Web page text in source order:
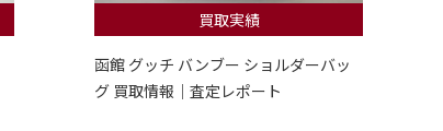
買取実績
函館 グッチ バンブー ショルダーバッ
グ 買取情報｜査定レポート